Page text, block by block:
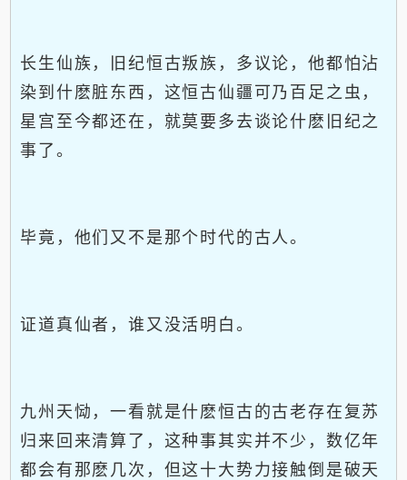
长生仙族，旧纪恒古叛族，多议论，他都怕沾
染到什麽脏东西，这恒古仙疆可乃百足之虫，
星宫至今都还在，就莫要多去谈论什麽旧纪之
事了。
毕竟，他们又不是那个时代的古人。
证道真仙者，谁又没活明白。
九州天恸，一看就是什麽恒古的古老存在复苏
归来回来清算了，这种事其实并不少，数亿年
都会有那麽几次，但这十大势力接触倒是破天